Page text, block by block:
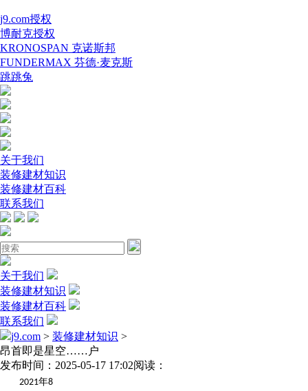
j9.com授权
博耐克授权
KRONOSPAN 克诺斯邦
FUNDERMAX 芬德·麦克斯
跳跳兔
关于我们
装修建材知识
装修建材百科
联系我们
关于我们
装修建材知识
装修建材百科
联系我们
j9.com > 装修建材知识 >
昂首即是星空……户
发布时间：2025-05-17 17:02阅读：
2021年8